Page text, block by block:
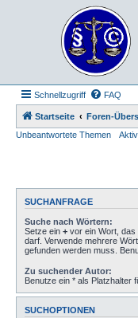
Schnellzugriff FAQ
Startseite
Foren-
Unbeantwortete Themen
SUCHANFRAGE
Suche nach Wörtern:
Setze ein + vor ein Wort,
darf. Verwende mehrere
gefunden werden muss.
Zu suchender Autor:
Benutze ein * als Platzhalter
SUCHOPTIONEN